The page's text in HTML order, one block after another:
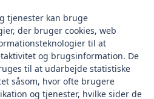
tjenester kan bruge
der bruger cookies, web
til at
og brugsinformation. De
til at udarbejde statistiske
såsom, hvor ofte brugere
og tjenester, hvilke sider de